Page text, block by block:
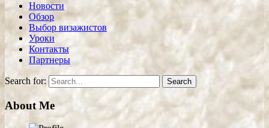
Новости
Обзор
Выбор визажистов
Уроки
Контакты
Партнеры
Search for:
About Me